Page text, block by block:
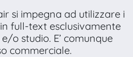
si impegna ad utilizzare i
full-text esclusivamente
o studio. E’ comunque
commerciale.